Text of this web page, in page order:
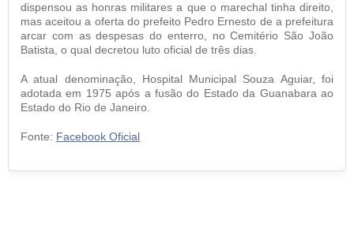
dispensou as honras militares a que o marechal tinha direito,
mas aceitou a oferta do prefeito Pedro Ernesto de a prefeitura
arcar com as despesas do enterro, no Cemitério São João
Batista, o qual decretou luto oficial de três dias.
A atual denominação, Hospital Municipal Souza Aguiar, foi
adotada em 1975 após a fusão do Estado da Guanabara ao
Estado do Rio de Janeiro.
Fonte: Facebook Oficial